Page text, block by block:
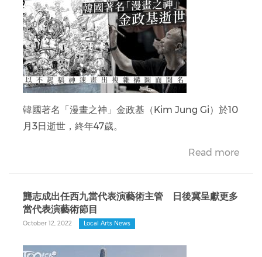
韓國著名「漫畫之神」金政基（Kim Jung Gi）於10
月3日逝世，終年47歲。
Read more
龔志成出任西九當代表演藝術主管 日後冀呈獻更多
當代表演藝術節目
October 12, 2022 Local Arts News